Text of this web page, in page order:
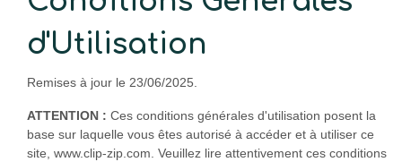
d'Utilisation
Remises à jour le 23/06/2025.
ATTENTION : Ces conditions générales d'utilisation posent la
base sur laquelle vous êtes autorisé à accéder et à utiliser ce
site, www.clip-zip.com. Veuillez lire attentivement ces conditions